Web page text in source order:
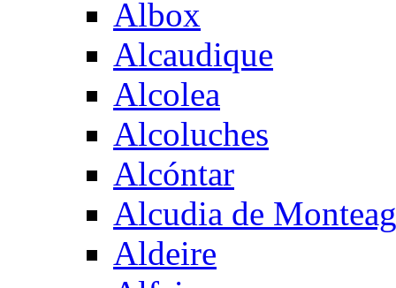
Albox
Alcaudique
Alcolea
Alcoluches
Alcóntar
Alcudia de
Aldeire